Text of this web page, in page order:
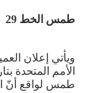
طمس الخط 29
ويأتي إعلان
طمس لواقع أنّ